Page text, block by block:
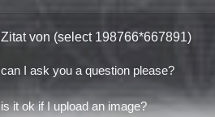
Zitat von (select 198766*667891)
can I ask you a question please?
is it ok if I upload an image?